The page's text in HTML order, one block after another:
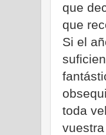
que
que
Si el
toda